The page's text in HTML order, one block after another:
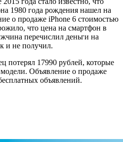
1980 года рождения нашел на
о продаже iPhone 6 стоимостью
что цена на смартфон в
перечислил деньги на
и не получил.
потерял 17990 рублей, которые
Объявление о продаже
объявлений.